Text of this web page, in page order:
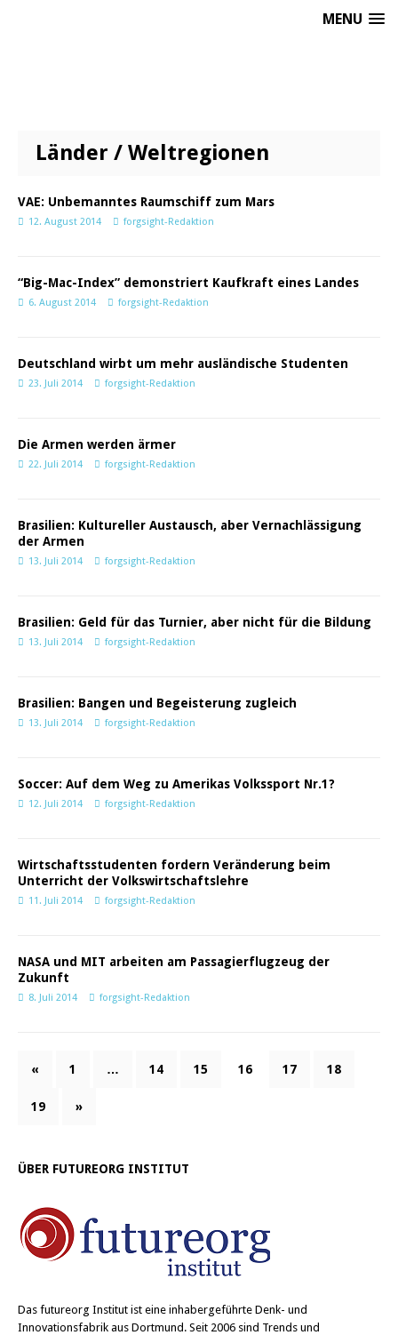
MENU
Länder / Weltregionen
VAE: Unbemanntes Raumschiff zum Mars
12. August 2014 forgsight-Redaktion
“Big-Mac-Index” demonstriert Kaufkraft eines Landes
6. August 2014 forgsight-Redaktion
Deutschland wirbt um mehr ausländische Studenten
23. Juli 2014 forgsight-Redaktion
Die Armen werden ärmer
22. Juli 2014 forgsight-Redaktion
Brasilien: Kultureller Austausch, aber Vernachlässigung
der Armen
13. Juli 2014 forgsight-Redaktion
Brasilien: Geld für das Turnier, aber nicht für die Bildung
13. Juli 2014 forgsight-Redaktion
Brasilien: Bangen und Begeisterung zugleich
13. Juli 2014 forgsight-Redaktion
Soccer: Auf dem Weg zu Amerikas Volkssport Nr.1?
12. Juli 2014 forgsight-Redaktion
Wirtschaftsstudenten fordern Veränderung beim
Unterricht der Volkswirtschaftslehre
11. Juli 2014 forgsight-Redaktion
NASA und MIT arbeiten am Passagierflugzeug der
Zukunft
8. Juli 2014 forgsight-Redaktion
« 1 … 14 15 16 17 18
19 »
ÜBER FUTUREORG INSTITUT
Das futureorg Institut ist eine inhabergeführte Denk- und
Innovationsfabrik aus Dortmund. Seit 2006 sind Trends und